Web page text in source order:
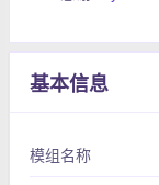
基本信息
模组名称